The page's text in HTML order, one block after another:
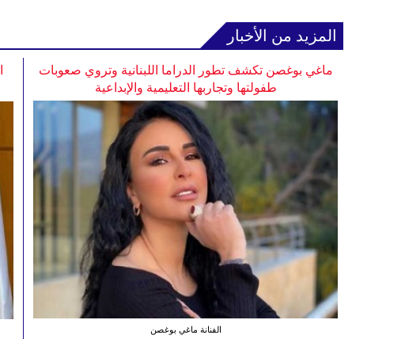
المزيد من الأخبار
ماغي بوغصن تكشف تطور الدراما اللبنانية وتروي صعوبات
طفولتها وتجاربها التعليمية والإبداعية
الفنانة ماغي بوغصن